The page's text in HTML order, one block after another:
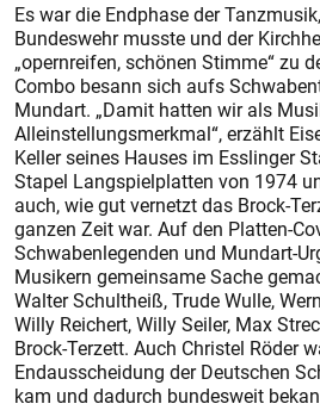
Es war die Endphase der
Bundeswehr musste und der
„opernreifen, schönen Stimme“ zu
Combo besann sich aufs
Mundart. „Damit hatten wir als
Alleinstellungsmerkmal“, erzählt
Keller seines Hauses im Esslinger
Stapel Langspielplatten von 1974
auch, wie gut vernetzt das Brock-
ganzen Zeit war. Auf den Platten-
Schwabenlegenden und Mundart-
Musikern gemeinsame Sache
Walter Schultheiß, Trude Wulle,
Willy Reichert, Willy Seiler, Max
Brock-Terzett. Auch Christel Röder
Endausscheidung der Deutschen
kam und dadurch bundesweit